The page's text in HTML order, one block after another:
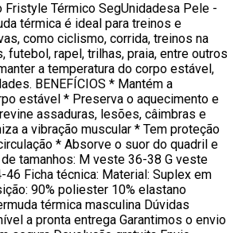
Térmico SegUnidadesa Pele -
térmica é ideal para treinos e
como ciclismo, corrida, treinos na
futebol, rapel, trilhas, praia, entre outros
a temperatura do corpo estável,
BENEFÍCIOS * Mantém a
estável * Preserva o aquecimento e
assaduras, lesões, câimbras e
a vibração muscular * Tem proteção
* Absorve o suor do quadril e
tamanhos: M veste 36-38 G veste
46 Ficha técnica: Material: Suplex em
90% poliester 10% elastano
térmica masculina Dúvidas
a pronta entrega Garantimos o envio